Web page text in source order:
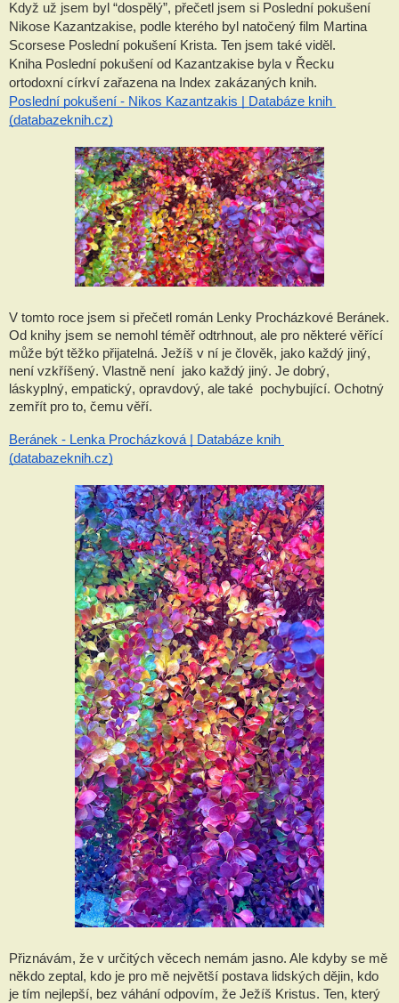
Když už jsem byl “dospělý”, přečetl jsem si Poslední pokušení
Nikose Kazantzakise, podle kterého byl natočený film Martina
Scorsese Poslední pokušení Krista. Ten jsem také viděl.
Kniha Poslední pokušení od Kazantzakise byla v Řecku
ortodoxní církví zařazena na Index zakázaných knih.
Poslední pokušení - Nikos Kazantzakis | Databáze knih
(databazeknih.cz)
V tomto roce jsem si přečetl román Lenky Procházkové Beránek.
Od knihy jsem se nemohl téměř odtrhnout, ale pro některé věřící
může být těžko přijatelná. Ježíš v ní je člověk, jako každý jiný,
není vzkříšený. Vlastně není  jako každý jiný. Je dobrý,
láskyplný, empatický, opravdový, ale také  pochybující. Ochotný
zemřít pro to, čemu věří.
Beránek - Lenka Procházková | Databáze knih
(databazeknih.cz)
Přiznávám, že v určitých věcech nemám jasno. Ale kdyby se mě
někdo zeptal, kdo je pro mě největší postava lidských dějin, kdo
je tím nejlepší, bez váhání odpovím, že Ježíš Kristus. Ten, který